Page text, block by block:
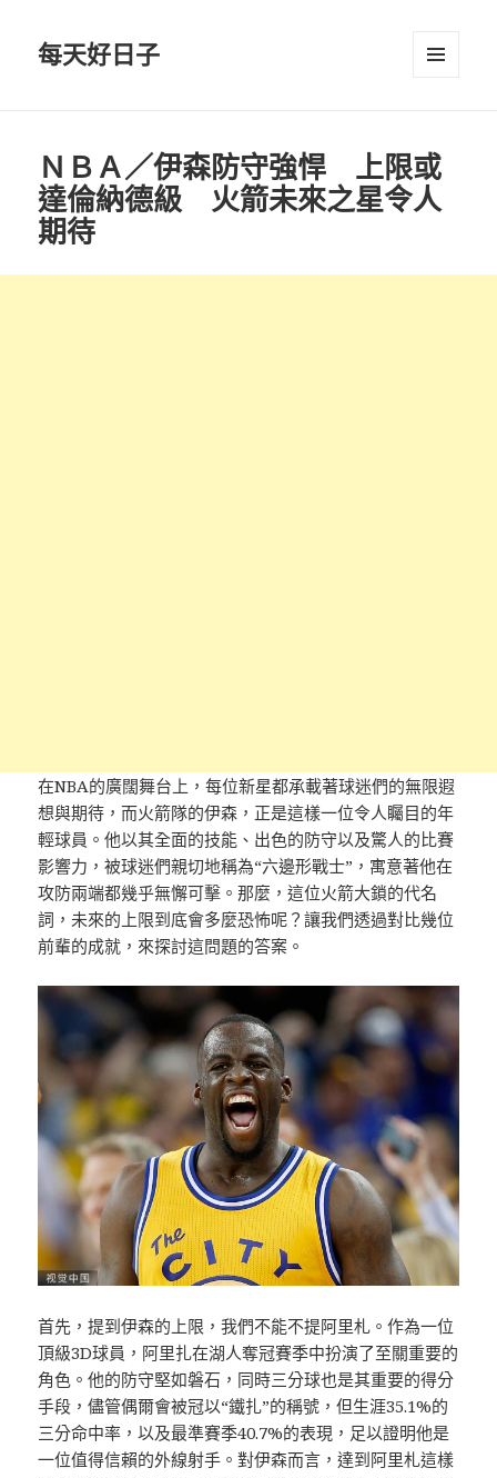
每天好日子
ＮＢＡ／伊森防守強悍 上限或
達倫納德級 火箭未來之星令人
期待
在NBA的廣闊舞台上，每位新星都承載著球迷們的無限遐
想與期待，而火箭隊的伊森，正是這樣一位令人矚目的年
輕球員。他以其全面的技能、出色的防守以及驚人的比賽
影響力，被球迷們親切地稱為“六邊形戰士”，寓意著他在
攻防兩端都幾乎無懈可擊。那麼，這位火箭大鎖的代名
詞，未來的上限到底會多麼恐怖呢？讓我們透過對比幾位
前輩的成就，來探討這問題的答案。
首先，提到伊森的上限，我們不能不提阿里札。作為一位
頂級3D球員，阿里扎在湖人奪冠賽季中扮演了至關重要的
角色。他的防守堅如磐石，同時三分球也是其重要的得分
手段，儘管偶爾會被冠以“鐵扎”的稱號，但生涯35.1%的
三分命中率，以及最準賽季40.7%的表現，足以證明他是
一位值得信賴的外線射手。對伊森而言，達到阿里札這樣